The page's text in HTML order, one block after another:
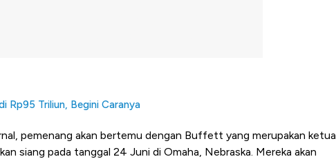
Rp95 Triliun, Begini Caranya
pemenang akan bertemu dengan Buffett yang merupakan ketua
siang pada tanggal 24 Juni di Omaha, Nebraska. Mereka akan